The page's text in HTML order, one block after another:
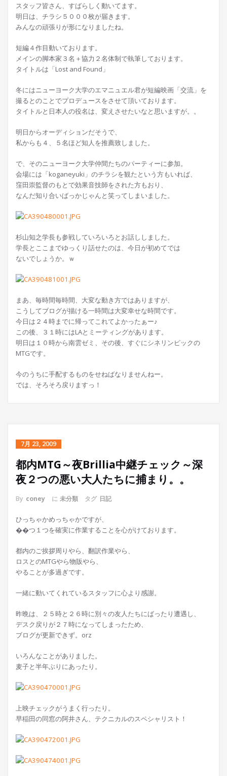
スタッフ皆さん、すばらしく動いてます。
明日は、チラシ５０００枚が届きます。
みんなの頑張りが形になりましたね。
短編４作目動いております。
メインの脚本家３名＋協力２名体制で執筆しております。
タイトルは「Lost and Found」
冬にはニューヨーク大学のエマニュエル君が短編映画「交流」を
撮るとのことでプロデュースをさせて頂いております。
タイトルと日本人の役名は、変えさせたいなと思いますが。。
明日からオーディションだそうで、
私からも４、５名ほど知人を推薦致しました。
で、そのニューヨーク大学仲間たちのパーティーに参加。
会場には「koganeyuki」のチラシを観たという方もいれば、
窪田崇監督のもとで効果音技師をされた方もおり、
なんだ知り合いばっかじゃんと笑ってしまいました。
杉山知之学長も参戦していろいろとお話ししました。
学長とここまでゆっくり話せたのは、今日が初めてでは
ないでしょうか。ｗ
まあ、毎時間毎時間、大変な動き方ではありますが、
こうしてブログが描ける一時間は大変幸せな時間です。
今日は２４時までに帰ってこれてよかったぁー♪
この後、３１時にはLAとミーティングがあります。
明日は１０時から南雲ゼミ、その後、すぐにシネリンピックの
MTGです。
今のうちに手配するものをせねばなりませんねー。
では、そろそろ戻りますっ！
7月 23, 2009
都内MTG～夜Brillia中継チェック～深
夜２つの悪い大人たちに捕まり。。
By coney に 未分類 タグ 日記
ひっちゃかめっちゃかですが、
��つ１つを確実に作業することを心がけております。
都内のご挨拶周りやら、翻訳作業やら、
ロスとのMTGやら物販やら、
やることが多過ぎです。
一緒に動いてくれているスタッフに心より感謝。
昨晩は、２５時と２６時に別々の友人たちにばったり遭遇し、
デスク戻りが２７時になってしまったため、
ブログが更新できず。orz
いろんなことがありました。
麦子と半年ぶりにあったり。
上映チェックがうまく行ったり。
早稲田の同窓の阿井さん、テクニカルのスペシャリスト！